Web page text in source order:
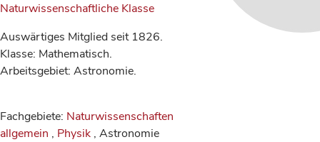
Naturwissenschaftliche Klasse
Auswärtiges Mitglied seit 1826.
Klasse: Mathematisch.
Arbeitsgebiet: Astronomie.
Fachgebiete: Naturwissenschaften
allgemein , Physik , Astronomie